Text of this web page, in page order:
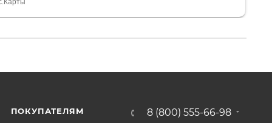
ПОКУПАТЕЛЯМ 8 (800) 555-66-98